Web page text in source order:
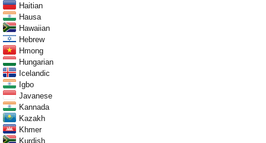
Haitian
Hausa
Hawaiian
Hebrew
Hmong
Hungarian
Icelandic
Igbo
Javanese
Kannada
Kazakh
Khmer
Kurdish